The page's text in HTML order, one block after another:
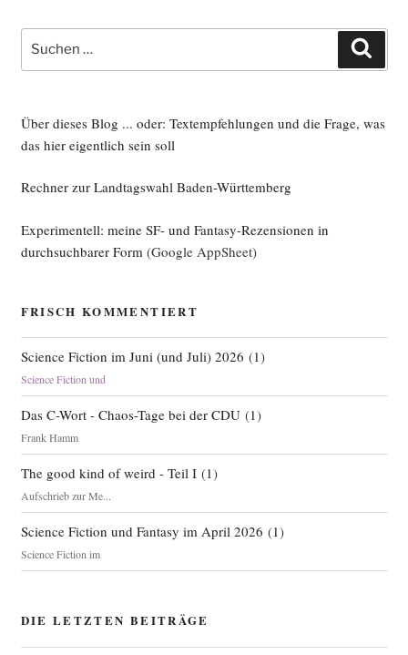
Suche
nach:
Über dieses Blog ... oder: Textempfehlungen und die Frage, was
das hier eigentlich sein soll
Rechner zur Landtagswahl Baden-Württemberg
Experimentell: meine SF- und Fantasy-Rezensionen in
durchsuchbarer Form (Google AppSheet)
FRISCH KOMMENTIERT
Science Fiction im Juni (und Juli) 2026 (1)
Science Fiction und
Das C-Wort - Chaos-Tage bei der CDU(1)
Frank Hamm
The good kind of weird - Teil I(1)
Aufschrieb zur Me...
Science Fiction und Fantasy im April 2026 (1)
Science Fiction im
DIE LETZTEN BEITRÄGE